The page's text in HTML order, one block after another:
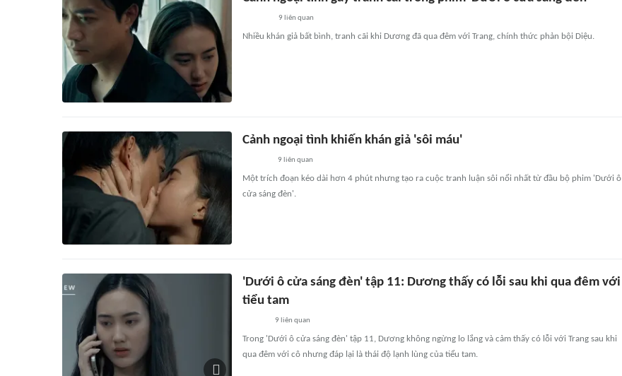
9 liên quan
Nhiều khán giả bất bình, tranh cãi khi Dương đã qua đêm với Trang, chính thức phản bội Diệu.
Cảnh ngoại tình khiến khán giả 'sôi máu'
9 liên quan
Một trích đoạn kéo dài hơn 4 phút nhưng tạo ra cuộc tranh luận sôi nổi nhất từ đầu bộ phim 'Dưới ô
cửa sáng đèn'.
'Dưới ô cửa sáng đèn' tập 11: Dương thấy có lỗi sau khi qua đêm với
tiểu tam
9 liên quan
Trong 'Dưới ô cửa sáng đèn' tập 11, Dương không ngừng lo lắng và cảm thấy có lỗi với Trang sau khi
qua đêm với cô nhưng đáp lại là thái độ lạnh lùng của tiểu tam.